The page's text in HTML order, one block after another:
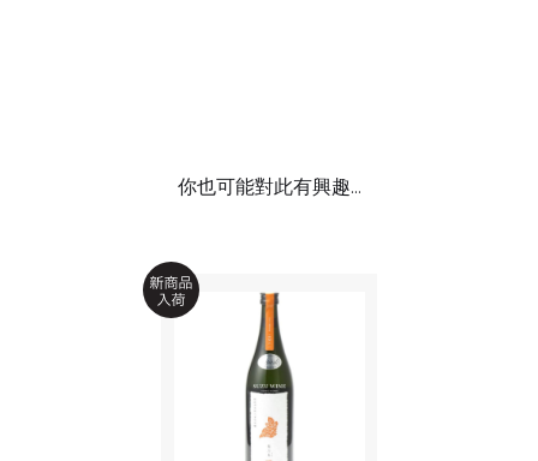
你也可能對此有興趣...